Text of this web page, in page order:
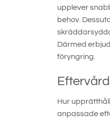
upplever
behov.
Därmed
föryngring.
Hur
anpassade